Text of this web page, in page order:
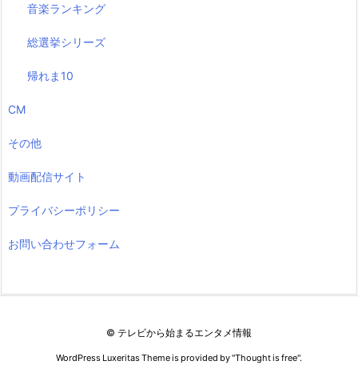
音楽ランキング
総選挙シリーズ
帰れま10
CM
その他
動画配信サイト
プライバシーポリシー
お問い合わせフォーム
© テレビから始まるエンタメ情報
WordPress Luxeritas Theme is provided by "Thought is free".